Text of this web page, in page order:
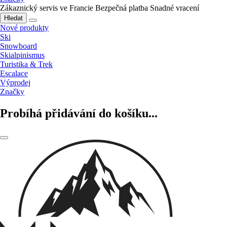
Zákaznický servis ve Francie Bezpečná platba Snadné vracení
Hledat
Nové produkty
Ski
Snowboard
Skialpinismus
Turistika & Trek
Escalace
Výprodej
Značky
Probíhá přidávání do košíku...